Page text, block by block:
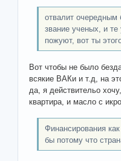
отвалит очередным
звание ученых, и
пожуют, вот ты
Вот чтобы не было
всякие ВАКи и т.д, на
да, я действительо
квартира, и масло с
Финансирования
бы потому что